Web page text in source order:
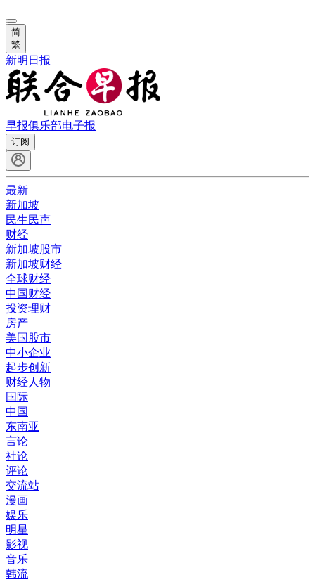
简
繁
新明日报
早报俱乐部电子报
订阅
最新
新加坡
民生民声
财经
新加坡股市
新加坡财经
全球财经
中国财经
投资理财
房产
美国股市
中小企业
起步创新
财经人物
国际
中国
东南亚
言论
社论
评论
交流站
漫画
娱乐
明星
影视
音乐
韩流